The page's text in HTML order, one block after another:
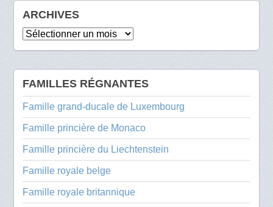
ARCHIVES
Archives
FAMILLES RÉGNANTES
Famille grand-ducale de Luxembourg
Famille princière de Monaco
Famille princière du Liechtenstein
Famille royale belge
Famille royale britannique